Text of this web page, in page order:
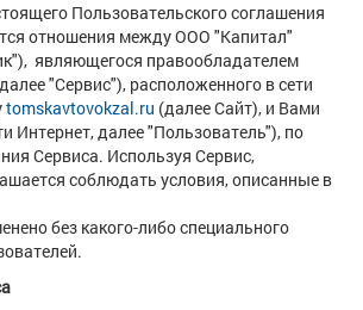
Пользовательского соглашения
отношения между ООО "Капитал"
являющегося правообладателем
"Сервис"), расположенного в сети
tomskavtovokzal.ru (далее Сайт), и Вами
Интернет, далее "Пользователь"), по
Сервиса. Используя Сервис,
соблюдать условия, описанные в
без какого-либо специального